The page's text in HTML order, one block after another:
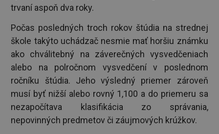
trvaní aspoň dva roky.
Počas posledných troch rokov štúdia na strednej
škole takýto uchádzač nesmie mať horšiu známku
ako chválitebný na záverečných vysvedčeniach
alebo na polročnom vysvedčení v poslednom
ročníku štúdia. Jeho výsledný priemer zároveň
musí byť nižší alebo rovný 1,100 a do priemeru sa
nezapočítava klasifikácia zo správania,
nepovinných predmetov či záujmových krúžkov.